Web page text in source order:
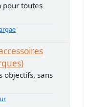
pour toutes
objectifs, sans